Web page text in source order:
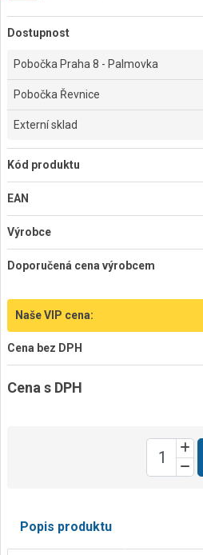
Dostupnost
Pobočka Praha 8 - Palmovka
Pobočka Řevnice
Externí sklad
Kód produktu
EAN
Výrobce
Doporučená cena výrobcem
Naše VIP cena:
Cena bez DPH
Cena s DPH
Popis produktu